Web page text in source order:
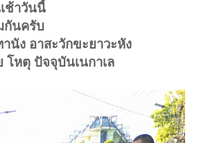
ช้าวันนี้
กันครับ
นัง อาสะวักขะยาวะหัง
โหตุ ปัจจุบันเนกาเล